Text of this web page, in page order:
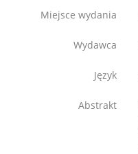
Miejsce wydania
Wydawca
Język
Abstrakt